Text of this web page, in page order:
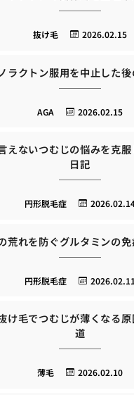
2026.02.15
抜け毛
ラクトン服用を中止した
2026.02.15
AGA
えないつむじの悩みを克
日記
円形脱毛症
荒れを防ぐグルタミンの
2026.02.11
円形脱毛症
け毛でつむじが薄くなる
道
2026.02.10
薄毛